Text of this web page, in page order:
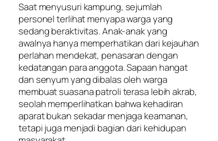
Saat menyusuri kampung, sejumlah
personel terlihat menyapa warga yang
sedang beraktivitas. Anak-anak yang
awalnya hanya memperhatikan dari kejauhan
perlahan mendekat, penasaran dengan
kedatangan para anggota. Sapaan hangat
dan senyum yang dibalas oleh warga
membuat suasana patroli terasa lebih akrab,
seolah memperlihatkan bahwa kehadiran
aparat bukan sekadar menjaga keamanan,
tetapi juga menjadi bagian dari kehidupan